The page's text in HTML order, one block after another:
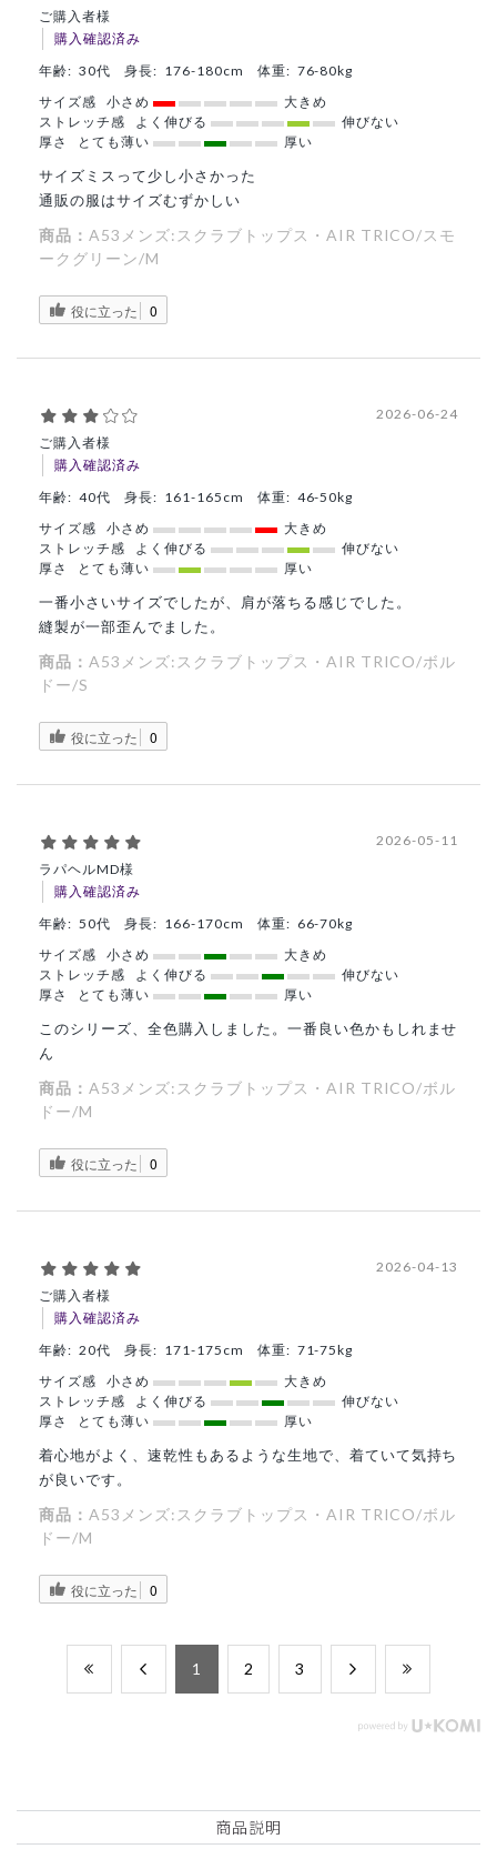
ご購入者様
購入確認済み
年齢: 30代 身長: 176-180cm 体重: 76-80kg
サイズ感
小さめ
大きめ
ストレッチ感
よく伸びる
伸びない
厚さ
とても薄い 厚い
サイズミスって少し小さかった
通販の服はサイズむずかしい
商品： A53メンズ:スクラブトップス・AIR TRICO/スモ
ークグリーン/M
役に立った 0
ご購入者様
購入確認済み
2026-06-24
年齢: 40代 身長: 161-165cm 体重: 46-50kg
サイズ感
小さめ
大きめ
ストレッチ感
よく伸びる
伸びない
厚さ
とても薄い 厚い
一番小さいサイズでしたが、肩が落ちる感じでした。
縫製が一部歪んでました。
商品： A53メンズ:スクラブトップス・AIR TRICO/ボル
ドー/S
役に立った 0
ラパヘルMD様
購入確認済み
2026-05-11
年齢: 50代 身長: 166-170cm 体重: 66-70kg
サイズ感
小さめ
大きめ
ストレッチ感
よく伸びる
伸びない
厚さ
とても薄い 厚い
このシリーズ、全色購入しました。一番良い色かもしれませ
ん
商品： A53メンズ:スクラブトップス・AIR TRICO/ボル
ドー/M
役に立った 0
ご購入者様
購入確認済み
2026-04-13
年齢: 20代 身長: 171-175cm 体重: 71-75kg
サイズ感
小さめ
大きめ
ストレッチ感
よく伸びる
伸びない
厚さ
とても薄い 厚い
着心地がよく、速乾性もあるような生地で、着ていて気持ち
が良いです。
商品： A53メンズ:スクラブトップス・AIR TRICO/ボル
ドー/M
役に立った 0
​1 ​2 ​3
商品説明